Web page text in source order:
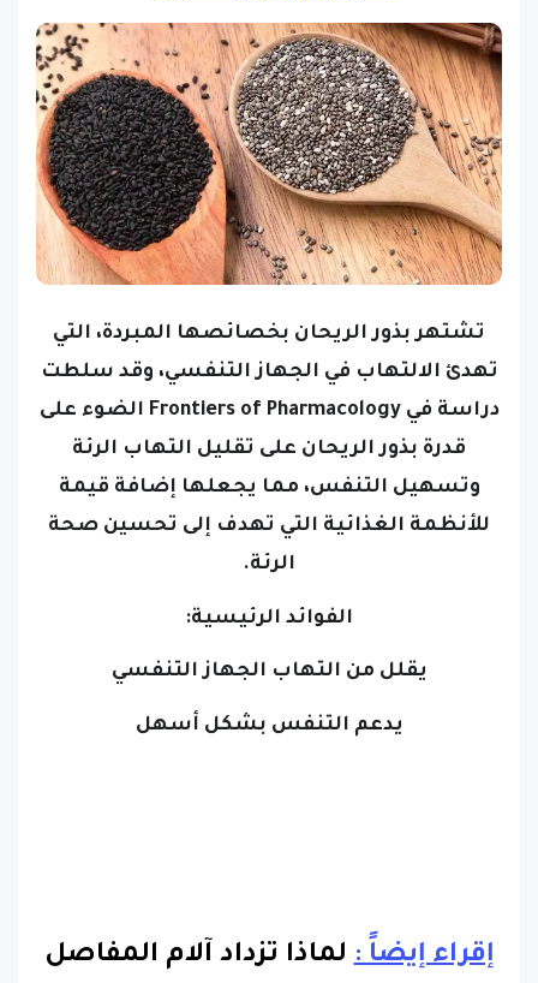
تشتهر بذور الريحان بخصائصها المبردة، التي
تهدئ الالتهاب في الجهاز التنفسي، وقد سلطت
دراسة في Frontiers of Pharmacology الضوء على
قدرة بذور الريحان على تقليل التهاب الرئة
وتسهيل التنفس، مما يجعلها إضافة قيمة
للأنظمة الغذائية التي تهدف إلى تحسين صحة
الرئة.
الفوائد الرئيسية:
يقلل من التهاب الجهاز التنفسي
يدعم التنفس بشكل أسهل
إقراء إيضاً : لماذا تزداد آلام المفاصل